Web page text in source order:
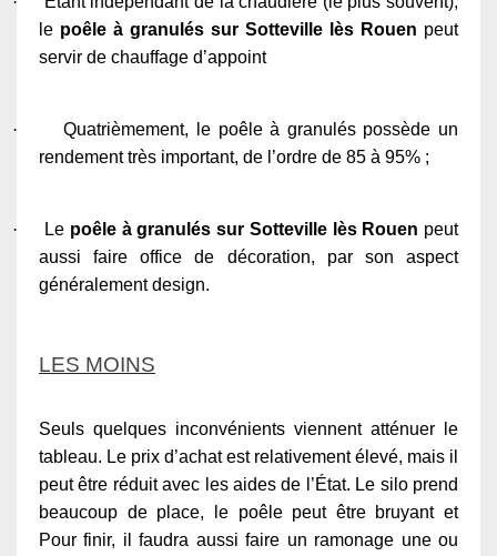
le poêle à granulés sur Sotteville lès Rouen peut
servir de chauffage d’appoint
·
Quatrièmement, le poêle à granulés possède un
rendement très important, de l’ordre de 85 à 95% ;
· Le poêle à granulés sur Sotteville lès Rouen peut
aussi faire office de décoration, par son aspect
généralement design.
LES MOINS
Seuls quelques inconvénients viennent atténuer le
tableau. Le prix d’achat est relativement élevé, mais il
peut être réduit avec les aides de l’État. Le silo prend
beaucoup de place, le poêle peut être bruyant et
Pour finir, il faudra aussi faire un ramonage une ou